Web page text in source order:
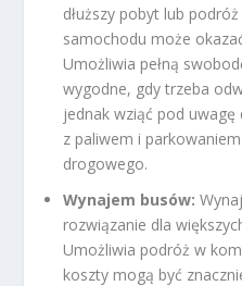
dłuższy pobyt lub
samochodu może
Umożliwia pełną
wygodne, gdy trzeba
jednak wziąć pod
z paliwem i
drogowego.
Wynajem busów:
rozwiązanie dla
Umożliwia podróż w
koszty mogą być